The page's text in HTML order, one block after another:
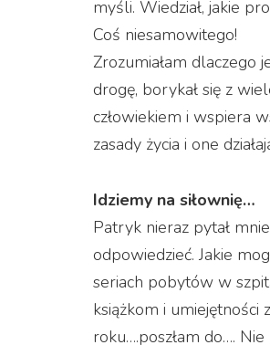
myśli. Wiedział, jakie
Coś niesamowitego!
Zrozumiałam dlaczego
drogę, borykał się z
człowiekiem i wspiera
zasady życia i one
Idziemy na siłownię…
Patryk nieraz pytał
odpowiedzieć. Jakie
seriach pobytów w
książkom i
roku….poszłam do…. Nie